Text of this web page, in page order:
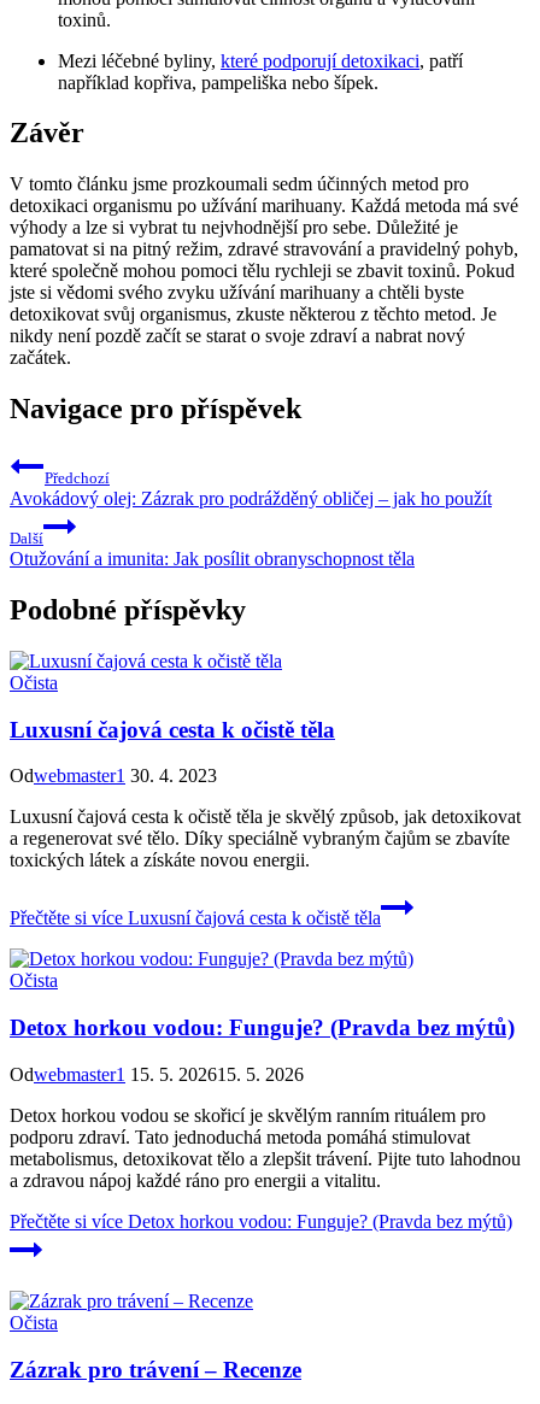
toxinů.
Mezi léčebné byliny, které podporují detoxikaci, patří
například kopřiva, pampeliška nebo šípek.
Závěr
V tomto článku jsme prozkoumali sedm účinných metod pro
detoxikaci organismu po užívání marihuany. Každá metoda má své
výhody a lze si vybrat tu nejvhodnější pro sebe. Důležité je
pamatovat si na pitný režim, zdravé stravování a pravidelný pohyb,
které společně mohou pomoci tělu rychleji se zbavit toxinů. Pokud
jste si vědomi svého zvyku užívání marihuany a chtěli byste
detoxikovat svůj organismus, zkuste některou z těchto metod. Je
nikdy není pozdě začít se starat o svoje zdraví a nabrat nový
začátek.
Navigace pro příspěvek
Předchozí
Avokádový olej: Zázrak pro podrážděný obličej – jak ho použít
Další
Otužování a imunita: Jak posílit obranyschopnost těla
Podobné příspěvky
Očista
Luxusní čajová cesta k očistě těla
Odwebmaster1 30. 4. 2023
Luxusní čajová cesta k očistě těla je skvělý způsob, jak detoxikovat
a regenerovat své tělo. Díky speciálně vybraným čajům se zbavíte
toxických látek a získáte novou energii.
Přečtěte si více Luxusní čajová cesta k očistě těla
Očista
Detox horkou vodou: Funguje? (Pravda bez mýtů)
Odwebmaster1 15. 5. 202615. 5. 2026
Detox horkou vodou se skořicí je skvělým ranním rituálem pro
podporu zdraví. Tato jednoduchá metoda pomáhá stimulovat
metabolismus, detoxikovat tělo a zlepšit trávení. Pijte tuto lahodnou
a zdravou nápoj každé ráno pro energii a vitalitu.
Přečtěte si více Detox horkou vodou: Funguje? (Pravda bez mýtů)
Očista
Zázrak pro trávení – Recenze